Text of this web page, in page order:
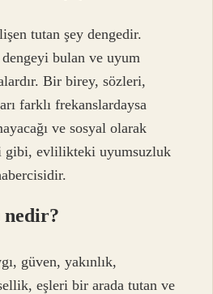
tutan şey dengedir.
bulan ve uyum
Bir birey, sözleri,
farklı frekanslardaysa
ve sosyal olarak
gibi, evlilikteki uyumsuzluk
nedir?
güven, yakınlık,
eşleri bir arada tutan ve